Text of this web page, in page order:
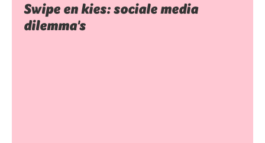
Swipe en kies: sociale media
dilemma's